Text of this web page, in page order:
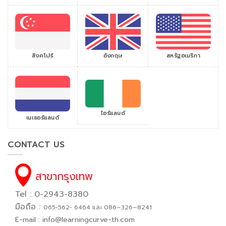
สิงคโปร์ อังกฤษ สหรัฐอเมริกา
เนเธอร์แลนด์ ไอร์แลนด์
CONTACT US
สาขากรุงเทพ
Tel : 0-2943-8380
มือถือ : 065−562− 6464 และ 086–326–8241
E-mail : info@learningcurve-th.com